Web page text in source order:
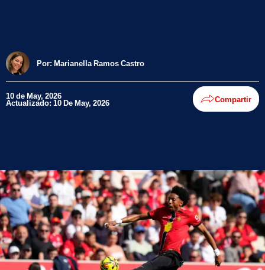
Por: Marianella Ramos Castro
10 de May, 2026
Actualizado: 10 De May, 2026 Compartir